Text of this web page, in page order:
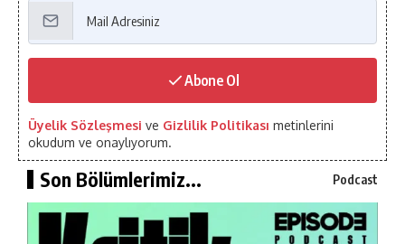
Abone Ol
Üyelik Sözleşmesi ve Gizlilik Politikası metinlerini
okudum ve onaylıyorum.
Son Bölümlerimiz... Podcast